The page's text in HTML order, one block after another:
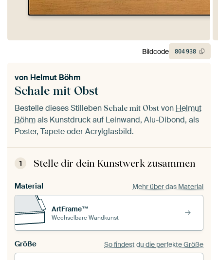
Schale mit Obst
von Helmut Böhm
Bestelle dieses Stilleben Schale mit Obst vonHelmut
Böhmals Kunstdruck auf Leinwand, Alu-Dibond, als
Poster, Tapete oder Acrylglasbild.
1 Stelle dir dein Kunstwerk zusammen
Material Mehr über das Material
ArtFrame™
Wechselbare Wandkunst
Größe So findest du die perfekte Größe
Bildcode 804938